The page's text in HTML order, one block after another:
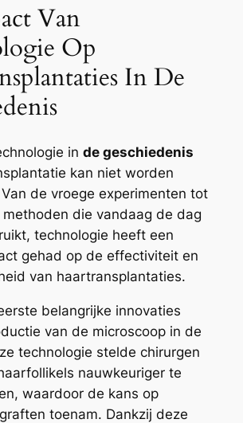
Van
Op
In De
in de geschiedenis
kan niet worden
de vroege experimenten tot
die vandaag de dag
technologie heeft een
gehad op de effectiviteit en
van haartransplantaties.
belangrijke innovaties
van de microscoop in de
technologie stelde chirurgen
nauwkeuriger te
waardoor de kans op
toenam. Dankzij deze